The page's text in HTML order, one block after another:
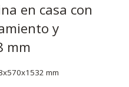
en casa con
y
mm
mm